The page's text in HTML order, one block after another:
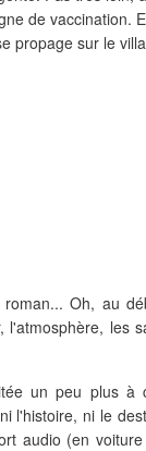
de vaccination.
propage sur le
Oh, au
l'atmosphère, les
un peu plus à
l'histoire, ni le
audio (en